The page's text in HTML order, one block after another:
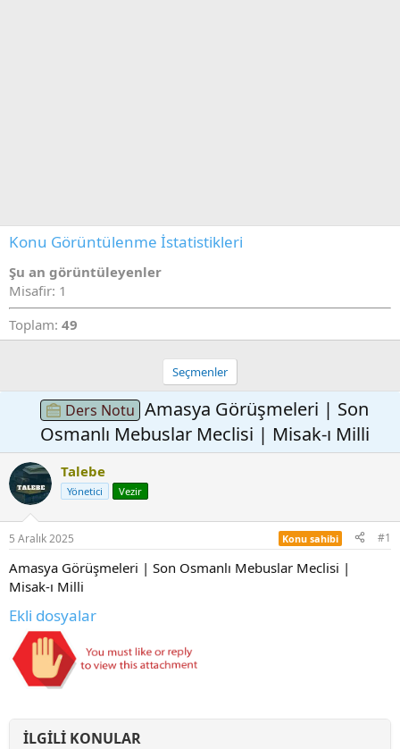
Konu Görüntülenme İstatistikleri
Şu an görüntüleyenler
Misafir: 1
Toplam: 49
Seçmenler
Ders Notu Amasya Görüşmeleri | Son
Osmanlı Mebuslar Meclisi | Misak-ı Milli
Talebe
Yönetici Vezir
5 Aralık 2025 Konu sahibi #1
Amasya Görüşmeleri | Son Osmanlı Mebuslar Meclisi |
Misak-ı Milli
Ekli dosyalar
İLGILI KONULAR